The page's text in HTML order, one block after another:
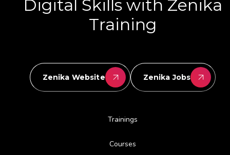
Digital Skills with Zenika
Training
Zenika Website Zenika Jobs
Trainings
Courses